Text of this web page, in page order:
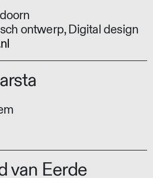
ontwerp, Digital design
van Eerde